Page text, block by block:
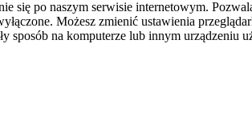
się po naszym serwisie internetowym.
Możesz zmienić ustawienia
sposób na komputerze lub innym urządzeniu